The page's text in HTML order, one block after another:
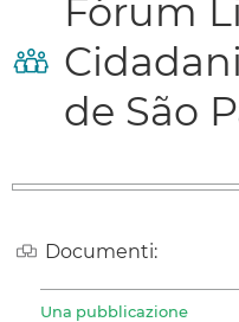
Fórum
de São
Documenti:
Una pubblicazione